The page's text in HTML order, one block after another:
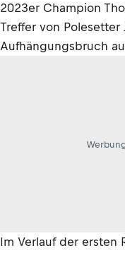
2023er Champion
Treffer von Polesetter
Aufhängungsbruch
Im Verlauf der ersten